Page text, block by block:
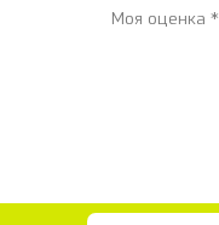
Моя оценка *